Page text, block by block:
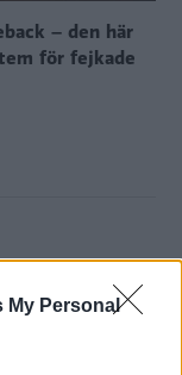
My Personal
– den här
för fejkade